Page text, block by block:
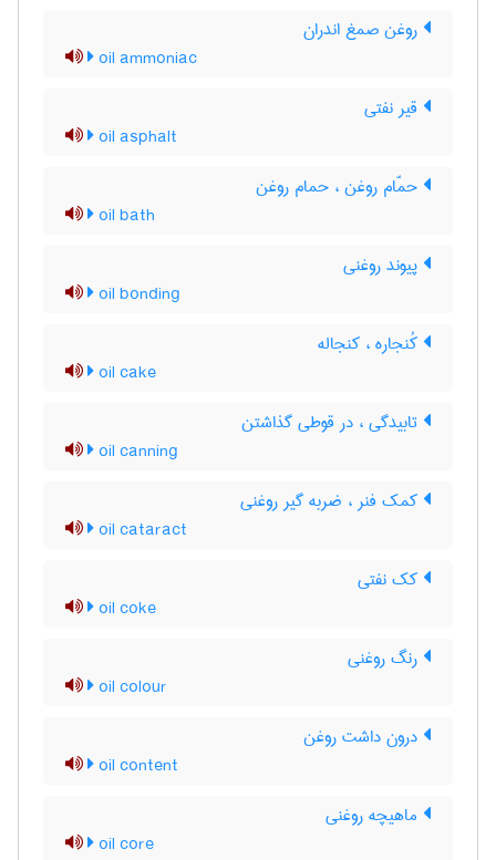
روغن صمغ اندران
oil ammoniac
قیر نفتی
oil asphalt
حمّام روغن ، حمام روغن
oil bath
پیوند روغنی
oil bonding
کُنجاره ، کنجاله
oil cake
تابیدگی ، در قوطی گذاشتن
oil canning
کمک فنر ، ضربه گیر روغنی
oil cataract
کک نفتی
oil coke
رنگ روغنی
oil colour
درون داشت روغن
oil content
ماهیچه روغنی
oil core